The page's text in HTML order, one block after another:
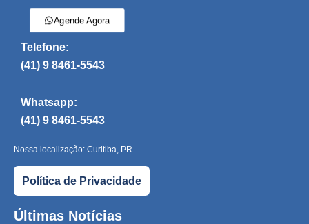
Agende Agora
Telefone:
(41) 9 8461-5543
Whatsapp:
(41) 9 8461-5543
Nossa localização: Curitiba, PR
Política de Privacidade
Últimas Notícias